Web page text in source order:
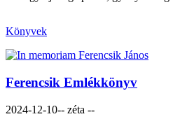
Könyvek
Ferencsik Emlékkönyv
2024-12-10-- zéta --